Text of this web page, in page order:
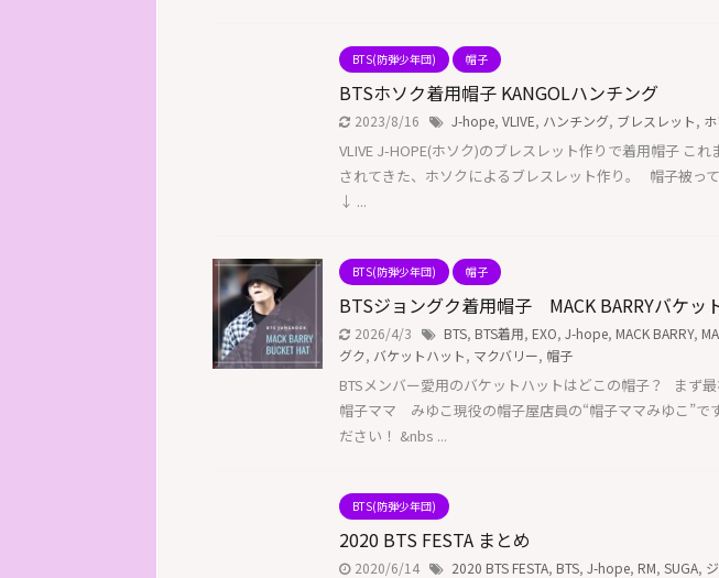
BTS(防弾少年団) 帽子
BTSホソク着用帽子 KANGOLハンチング
2023/8/16 J-hope, VLIVE, ハンチング, ブレスレット,
VLIVE J-HOPE(ホソク)のブレスレット作りで着用帽子 これ
されてきた、ホソクによるブレスレット作り。 帽子被っ
↓ ...
BTS(防弾少年団) 帽子
BTSジョングク着用帽子 MACK BARRYバケッ
2026/4/3 BTS, BTS着用, EXO, J-hope, MACK BARRY,
グク, バケットハット, マクバリー, 帽子
BTSメンバー愛用のバケットハットはどこの帽子？ まず最
帽子ママ みゆこ現役の帽子屋店員の“帽子ママみゆこ”で
ださい！ &nbs ...
BTS(防弾少年団)
2020 BTS FESTA まとめ
2020/6/14 2020 BTS FESTA, BTS, J-hope, RM, SUGA,